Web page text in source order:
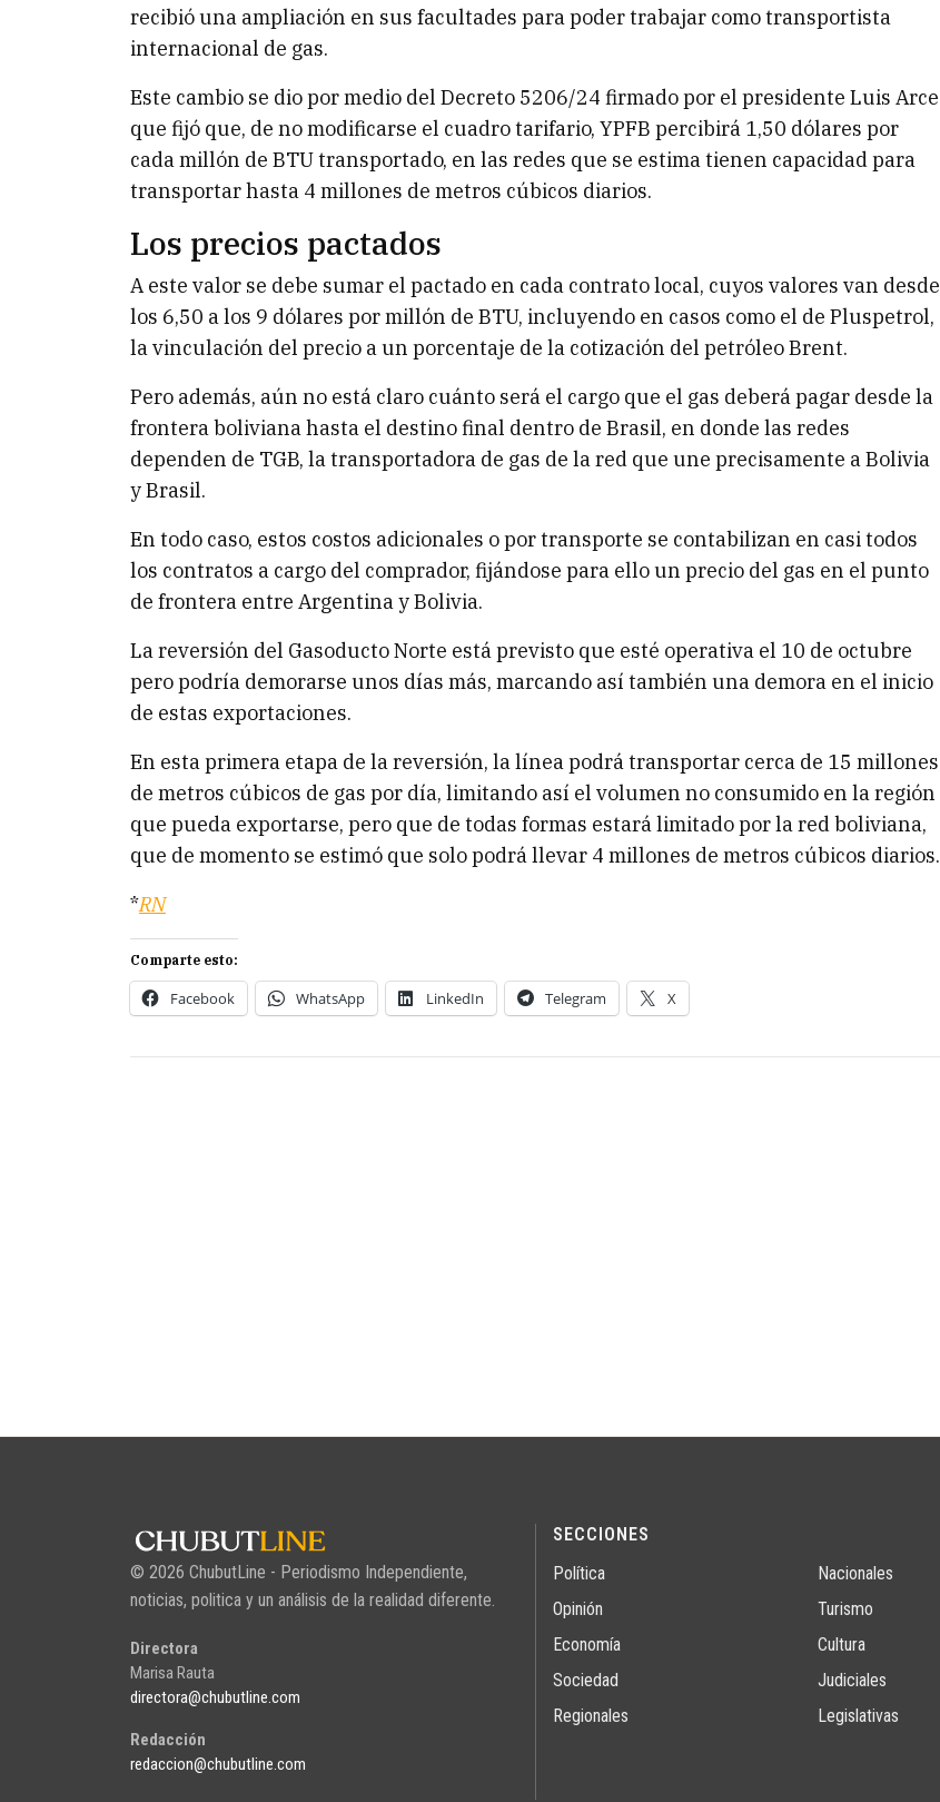
recibió una ampliación en sus facultades para poder trabajar como transportista
internacional de gas.
Este cambio se dio por medio del Decreto 5206/24 firmado por el presidente Luis Arce
que fijó que, de no modificarse el cuadro tarifario, YPFB percibirá 1,50 dólares por
cada millón de BTU transportado, en las redes que se estima tienen capacidad para
transportar hasta 4 millones de metros cúbicos diarios.
Los precios pactados
A este valor se debe sumar el pactado en cada contrato local, cuyos valores van desde
los 6,50 a los 9 dólares por millón de BTU, incluyendo en casos como el de Pluspetrol,
la vinculación del precio a un porcentaje de la cotización del petróleo Brent.
Pero además, aún no está claro cuánto será el cargo que el gas deberá pagar desde la
frontera boliviana hasta el destino final dentro de Brasil, en donde las redes
dependen de TGB, la transportadora de gas de la red que une precisamente a Bolivia
y Brasil.
En todo caso, estos costos adicionales o por transporte se contabilizan en casi todos
los contratos a cargo del comprador, fijándose para ello un precio del gas en el punto
de frontera entre Argentina y Bolivia.
La reversión del Gasoducto Norte está previsto que esté operativa el 10 de octubre
pero podría demorarse unos días más, marcando así también una demora en el inicio
de estas exportaciones.
En esta primera etapa de la reversión, la línea podrá transportar cerca de 15 millones
de metros cúbicos de gas por día, limitando así el volumen no consumido en la región
que pueda exportarse, pero que de todas formas estará limitado por la red boliviana,
que de momento se estimó que solo podrá llevar 4 millones de metros cúbicos diarios.
*RN
Comparte esto:
Facebook WhatsApp LinkedIn Telegram X
© 2026 ChubutLine - Periodismo Independiente,
noticias, politica y un análisis de la realidad diferente.
Directora
Marisa Rauta
directora@chubutline.com
Redacción
redaccion@chubutline.com
SECCIONES
Política
Opinión
Economía
Sociedad
Regionales
Nacionales
Turismo
Cultura
Judiciales
Legislativas